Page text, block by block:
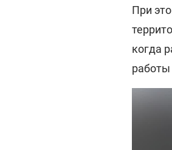
При
когда